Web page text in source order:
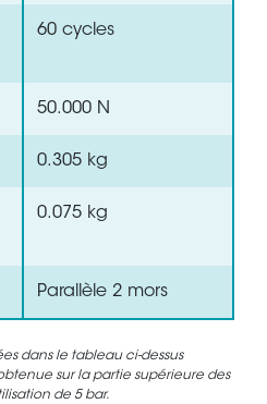
60 cycles
50.000 N
0.305 kg
0.075 kg
Parallèle 2 mors
dans le tableau ci-dessus
sur la partie supérieure des
de 5 bar.